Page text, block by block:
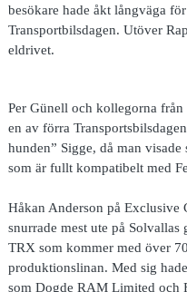
besökare hade åkt långväga
Transportbilsdagen. Utöver
eldrivet.
Per Günell och kollegorna
en av förra
hunden” Sigge, då man
som är fullt kompatibelt med
Håkan Anderson på Exclusive
snurrade mest ute på
TRX som kommer med över
produktionslinan. Med sig
som Dogde RAM Limited och